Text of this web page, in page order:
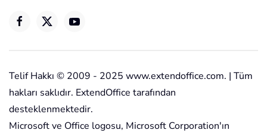
Telif Hakkı © 2009 - 2025 www.extendoffice.com. | Tüm
hakları saklıdır. ExtendOffice tarafından
desteklenmektedir.
Microsoft ve Office logosu, Microsoft Corporation'ın